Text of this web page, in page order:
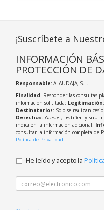
¡Suscríbete a
INFORMACIÓN
PROTECCIÓN DE
Responsable: ALAUDAJA, S.L.
Finalidad: Responder las consultas
información solicitada; Legitimación
Destinatarios: Solo se realizan
Derechos: Acceder, rectificar y
indica en la información adicional;
consultar la información completa de
Política de Privacidad.
He leído y acepto la